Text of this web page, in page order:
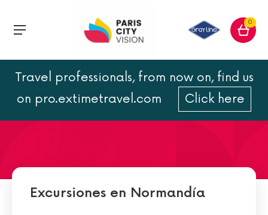
0
Travel professionals, from now on, find us
on pro.extimetravel.com
Click here
El Memorial de Caen
Excursiones en Normandía